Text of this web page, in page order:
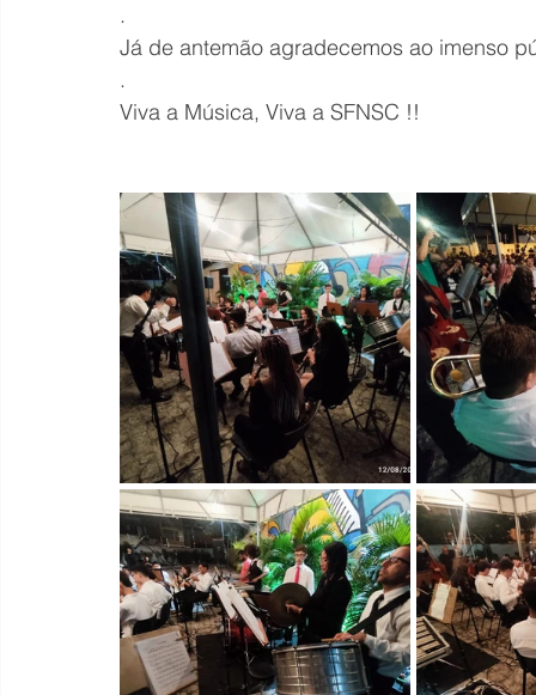
.
Já de antemão agradecemos ao imenso
.
Viva a Música, Viva a SFNSC !!